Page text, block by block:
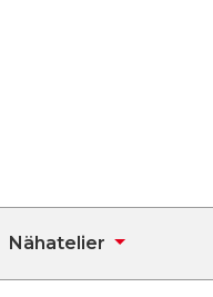
Nähatelier